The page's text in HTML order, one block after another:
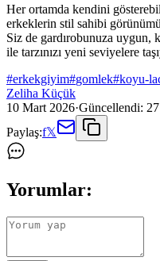
Her ortamda kendini
erkeklerin stil sahibi
Siz de gardırobunuza
ile tarzınızı yeni seviyelere
#erkekgiyim#gomlek#koyu-
Zeliha Küçük
10 Mart 2026·Güncellendi:
Paylaş:f𝕏
Yorumlar: